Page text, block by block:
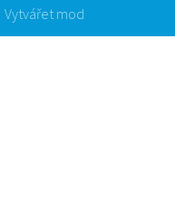
Vytvářet mod